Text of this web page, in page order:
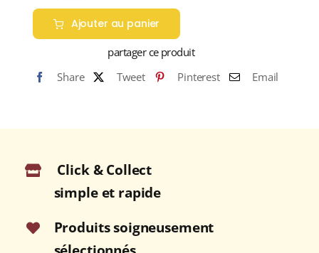
de
AUCHROISK
10
43%
Fauna
Malt
WHISKY
(ÉCOSSE
Ajouter au panier
partager ce produit
Share
Tweet Pinterest Email
Click & Collect
simple et rapide
Produits soigneusement